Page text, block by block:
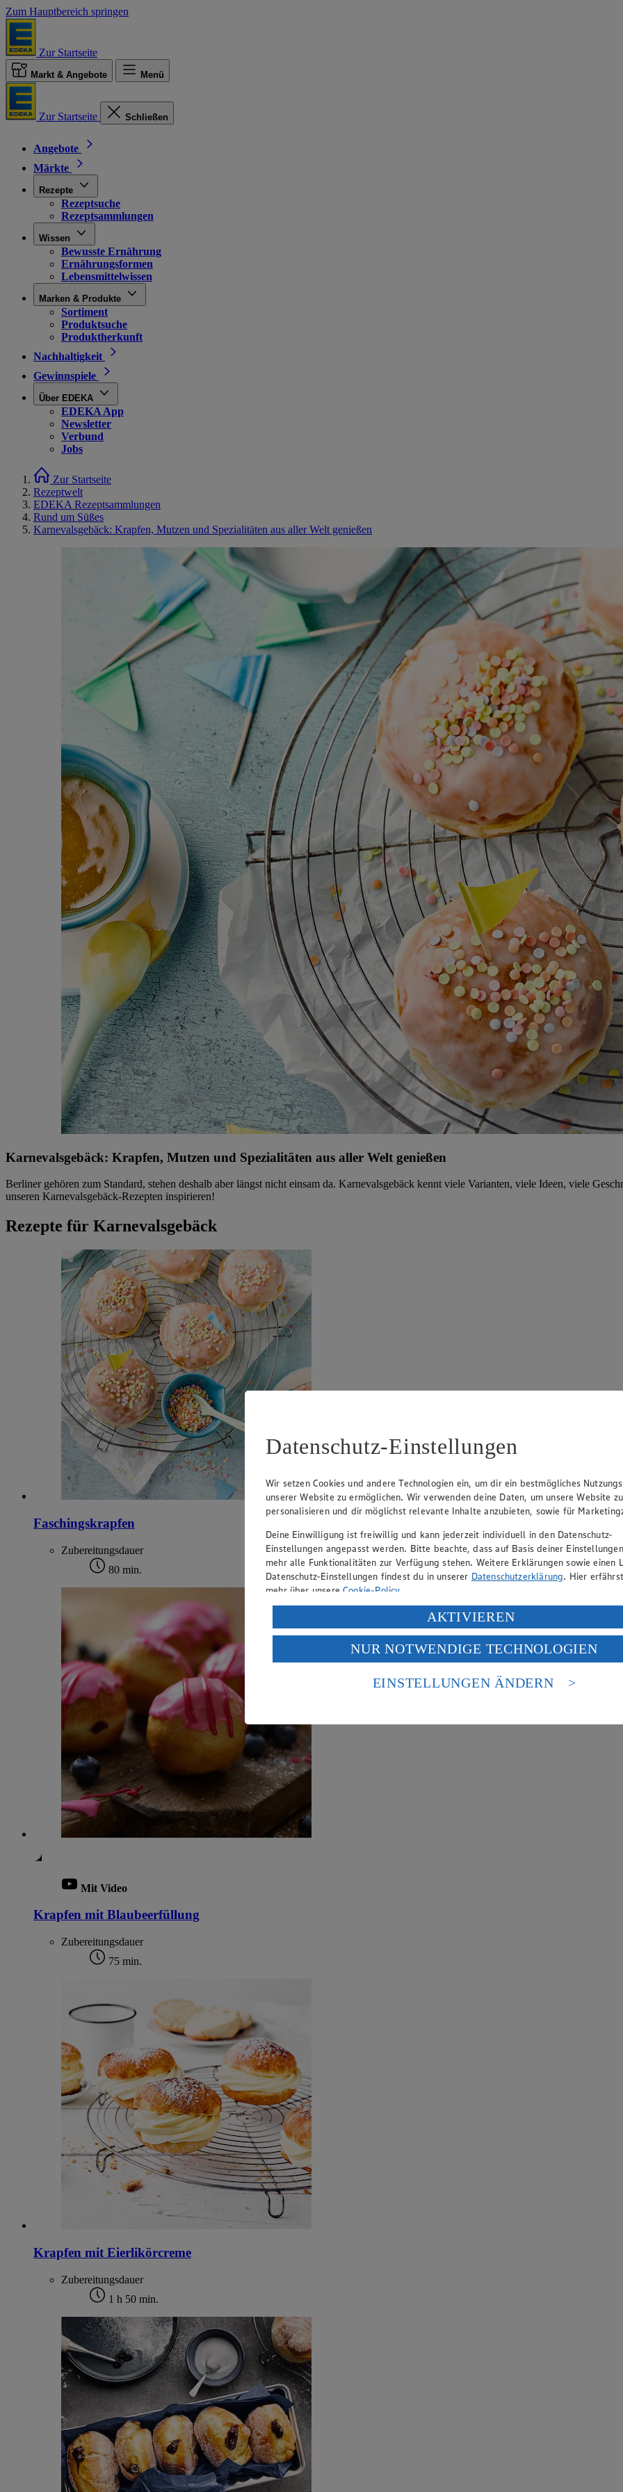
Zum Hauptbereich springen
Zur Startseite
Markt & Angebote Menü
Zur Startseite Schließen
Angebote
Märkte
Rezepte
Rezeptsuche
Rezeptsammlungen
Wissen
Bewusste Ernährung
Ernährungsformen
Lebensmittelwissen
Marken & Produkte
Sortiment
Produktsuche
Produktherkunft
Nachhaltigkeit
Gewinnspiele
Über EDEKA
EDEKA App
Newsletter
Verbund
Jobs
Zur Startseite
Rezeptwelt
EDEKA Rezeptsammlungen
Rund um Süßes
Karnevalsgebäck: Krapfen, Mutzen und Spezialitäten aus aller Welt genießen
Karnevalsgebäck: Krapfen, Mutzen und Spezialitäten aus aller Welt genießen
Berliner gehören zum Standard, stehen deshalb aber längst nicht einsam da. Karnevalsgebäck kennt viele Varianten, viele Ideen, viele
unseren Karnevalsgebäck-Rezepten inspirieren!
Rezepte für Karnevalsgebäck
Faschingskrapfen
Zubereitungsdauer
80 min.
Mit Video
Krapfen mit Blaubeerfüllung
Zubereitungsdauer
75 min.
Krapfen mit Eierlikörcreme
Zubereitungsdauer
1 h 50 min.
Datenschutz-Einstellungen
Wir setzen Cookies und andere Technologien ein, um dir ein bestmögliches
unserer Website zu ermöglichen. Wir verwenden deine Daten, um unsere Website zu
personalisieren und dir möglichst relevante Inhalte anzubieten, sowie für
Deine Einwilligung ist freiwillig und kann jederzeit individuell in den Datenschutz-
Einstellungen angepasst werden. Bitte beachte, dass auf Basis deiner
mehr alle Funktionalitäten zur Verfügung stehen. Weitere Erklärungen sowie einen
Datenschutz-Einstellungen findest du in unserer Datenschutzerklärung. Hier
mehr über unsereCookie-Policy.
Verarbeitung deiner personenbezogenen Daten in den USA durch Facebook und
Wenn du auf „Aktivieren“ klickst, willigst du im Sinne des Art. 49 Abs. 1 Satz 1 lit.
ein, dass deine Daten in den USA verarbeitet werden. Der EuGH sieht die USA als
einem nach europäischen Standards nicht angemessenen Datenschutzniveau an. Es
Risiko eines Zugriffs durch US-amerikanische Behörden.
AKTIVIEREN
NUR NOTWENDIGE TECHNOLOGIEN
EINSTELLUNGEN ÄNDERN